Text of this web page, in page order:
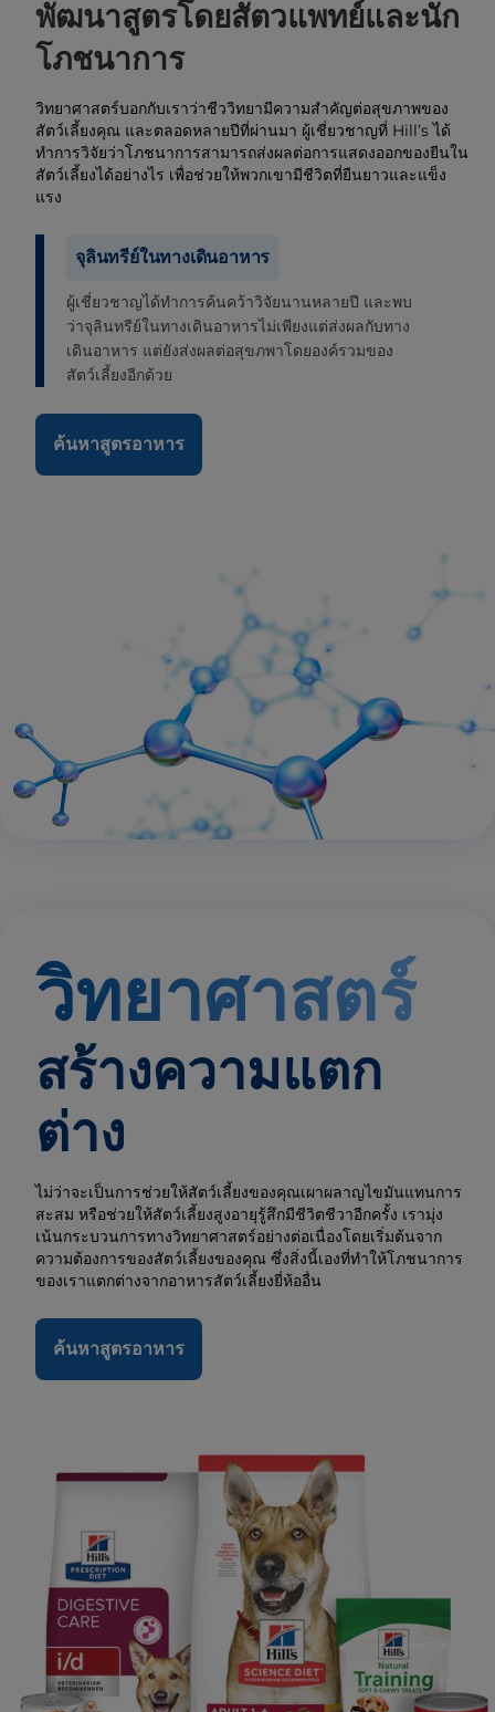
พัฒนาสูตรโดยสัตวแพทย์และนัก
โภชนาการ
วิทยาศาสตร์บอกกับเราว่าชีววิทยามีความสำคัญต่อสุขภาพของ
สัตว์เลี้ยงคุณ และตลอดหลายปีที่ผ่านมา ผู้เชี่ยวชาญที่ Hill’s ได้
ทำการวิจัยว่าโภชนาการสามารถส่งผลต่อการแสดงออกของยีนใน
สัตว์เลี้ยงได้อย่างไร เพื่อช่วยให้พวกเขามีชีวิตที่ยืนยาวและแข็ง
แรง
จุลินทรีย์ในทางเดินอาหาร
ผู้เชี่ยวชาญได้ทำการค้นคว้าวิจัยนานหลายปี และพบ
ว่าจุลินทรีย์ในทางเดินอาหารไม่เพียงแต่ส่งผลกับทาง
เดินอาหาร แต่ยังส่งผลต่อสุขภพาโดยองค์รวมของ
สัตว์เลี้ยงอีกด้วย
ค้นหาสูตรอาหาร
วิทยาศาสตร์
สร้างความแตก
ต่าง
ไม่ว่าจะเป็นการช่วยให้สัตว์เลี้ยงของคุณเผาผลาญไขมันแทนการ
สะสม หรือช่วยให้สัตว์เลี้ยงสูงอายุรู้สึกมีชีวิตชีวาอีกครั้ง เรามุ่ง
เน้นกระบวนการทางวิทยาศาสตร์อย่างต่อเนื่องโดยเริ่มต้นจาก
ความต้องการของสัตว์เลี้ยงของคุณ ซึ่งสิ่งนี้เองที่ทำให้โภชนาการ
ของเราแตกต่างจากอาหารสัตว์เลี้ยงยี่ห้ออื่น
ค้นหาสูตรอาหาร